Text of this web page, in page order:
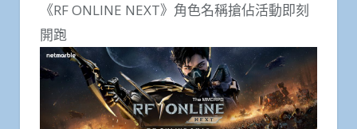
《RF ONLINE NEXT》角色名稱搶佔活動即刻
開跑